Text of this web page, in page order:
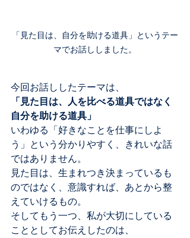
「見た目は、自分を助ける道具」というテー
マでお話ししました。
今回お話ししたテーマは、
「見た目は、人を比べる道具ではなく
自分を助ける道具」
いわゆる「好きなことを仕事にしよ
う」という分かりやすく、きれいな話
ではありません。
見た目は、生まれつき決まっているも
のではなく、意識すれば、あとから整
えていけるもの。
そしてもう一つ、私が大切にしている
こととしてお伝えしたのは、